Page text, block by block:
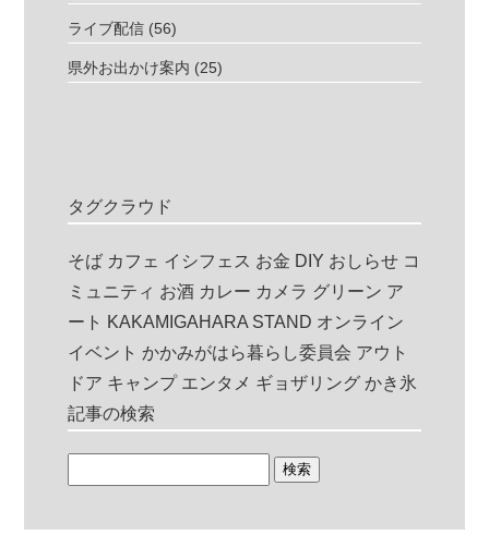
ライブ配信 (56)
県外お出かけ案内 (25)
タグクラウド
そば カフェ イシフェス お金 DIY おしらせ コ
ミュニティ お酒 カレー カメラ グリーン ア
ート KAKAMIGAHARA STAND オンライン
イベント かかみがはら暮らし委員会 アウト
ドア キャンプ エンタメ ギョザリング かき氷
記事の検索